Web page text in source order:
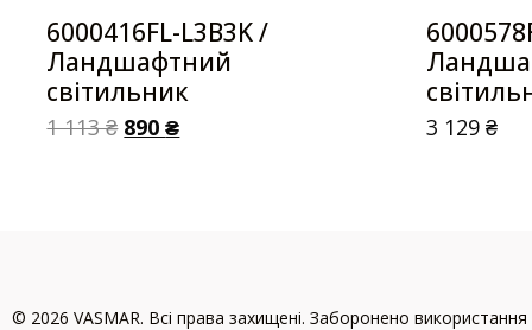
6000416FL-L3B3K /
Ландшафтний
світильник
1 113₴ 890₴ 3 129₴
© 2026 VASMAR. Всі права захищені. Заборонено використання